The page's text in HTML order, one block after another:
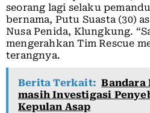
seorang lagi selaku
bernama, Putu Suasta (30)
Nusa Penida, Klungkung.
mengerahkan Tim Rescue
terangnya.
Berita Terkait: Bandara
masih Investigasi
Kepulan Asap